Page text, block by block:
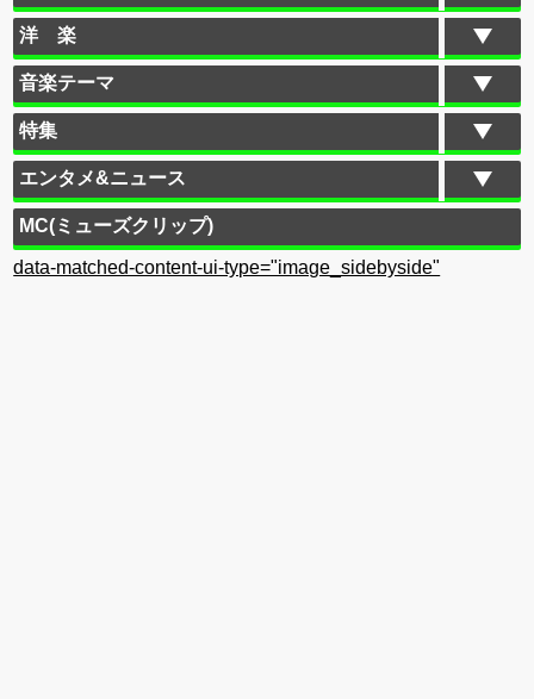
洋 楽
音楽テーマ
特集
エンタメ&ニュース
MC(ミューズクリップ)
data-matched-content-ui-type="image_sidebyside"